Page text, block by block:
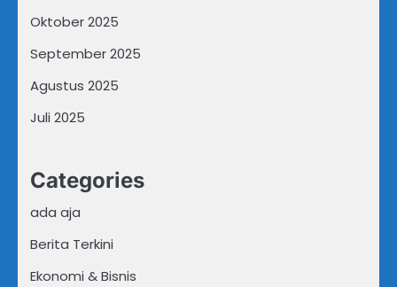
Oktober 2025
September 2025
Agustus 2025
Juli 2025
Categories
ada aja
Berita Terkini
Ekonomi & Bisnis